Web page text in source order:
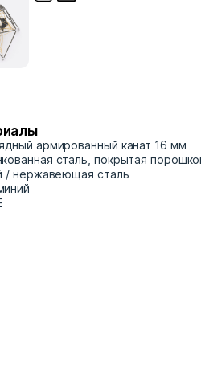
армированный канат 16 мм
сталь, покрытая
/ нержавеющая сталь